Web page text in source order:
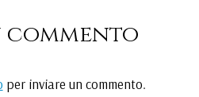
commento
per inviare un commento.